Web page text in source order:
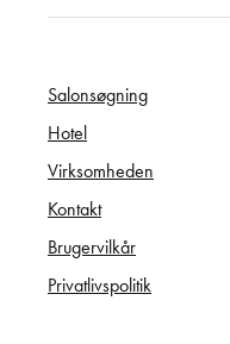
Salonsøgning
Hotel
Virksomheden
Kontakt
Brugervilkår
Privatlivspolitik